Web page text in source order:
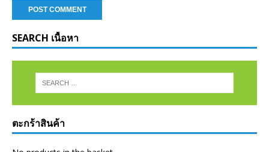
SEARCH เนื้อหา
ตะกร้าสินค้า